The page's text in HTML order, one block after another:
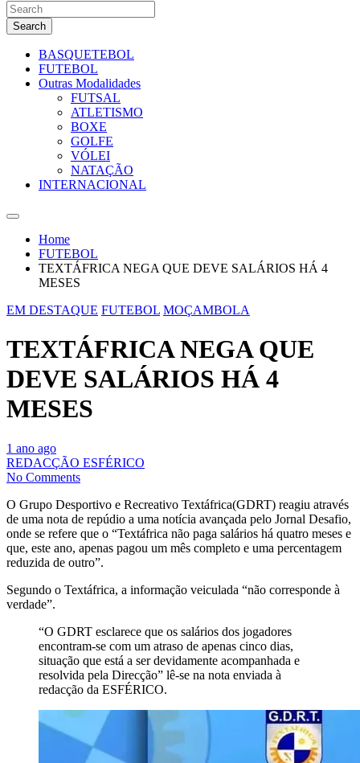
Search
BASQUETEBOL
FUTEBOL
Outras Modalidades
FUTSAL
ATLETISMO
BOXE
GOLFE
VÓLEI
NATAÇÃO
INTERNACIONAL
Home
FUTEBOL
TEXTÁFRICA NEGA QUE DEVE SALÁRIOS HÁ 4
MESES
EM DESTAQUE FUTEBOL MOÇAMBOLA
TEXTÁFRICA NEGA QUE
DEVE SALÁRIOS HÁ 4
MESES
1 ano ago
REDACÇÃO ESFÉRICO
No Comments
O Grupo Desportivo e Recreativo Textáfrica(GDRT) reagiu através
de uma nota de repúdio a uma notícia avançada pelo Jornal Desafio,
onde se refere que o “Textáfrica não paga salários há quatro meses e
que, este ano, apenas pagou um mês completo e uma percentagem
reduzida de outro”.
Segundo o Textáfrica, a informação veiculada “não corresponde à
verdade”.
“O GDRT esclarece que os salários dos jogadores
encontram-se com um atraso de apenas cinco dias,
situação que está a ser devidamente acompanhada e
resolvida pela Direcção” lê-se na nota enviada à
redacção da ESFÉRICO.